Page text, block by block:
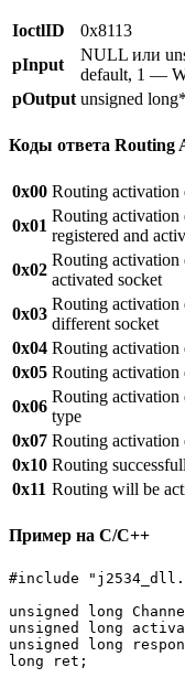
IoctlID
0x8113
pInput
NULL или
default, 1 —
pOutput unsigned
Коды ответа Routing
0x00 Routing
0x01
Routing
registered and
0x02
Routing
activated socket
0x03
Routing
different socket
0x04 Routing
0x05 Routing
0x06
Routing
type
0x07 Routing
0x10 Routing
0x11 Routing will be
Пример на C/C++
#include
unsigned long
unsigned long
unsigned long
long ret;